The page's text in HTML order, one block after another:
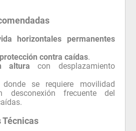
horizontales permanentes
contra caídas.
altura con desplazamiento
donde se requiere movilidad
desconexión frecuente del
Técnicas